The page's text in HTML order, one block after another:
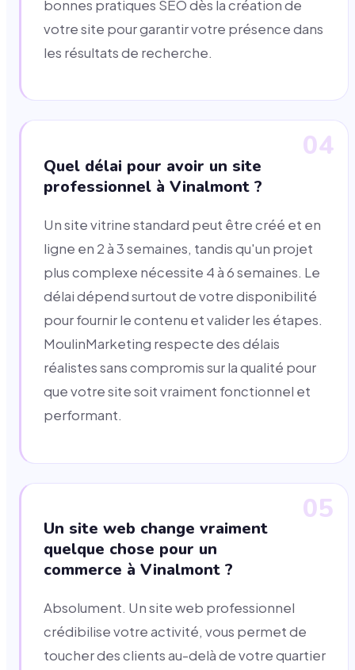
bonnes pratiques SEO dès la création de
votre site pour garantir votre présence dans
les résultats de recherche.
04
Quel délai pour avoir un site
professionnel à Vinalmont ?
Un site vitrine standard peut être créé et en
ligne en 2 à 3 semaines, tandis qu'un projet
plus complexe nécessite 4 à 6 semaines. Le
délai dépend surtout de votre disponibilité
pour fournir le contenu et valider les étapes.
MoulinMarketing respecte des délais
réalistes sans compromis sur la qualité pour
que votre site soit vraiment fonctionnel et
performant.
05
Un site web change vraiment
quelque chose pour un
commerce à Vinalmont ?
Absolument. Un site web professionnel
crédibilise votre activité, vous permet de
toucher des clients au-delà de votre quartier